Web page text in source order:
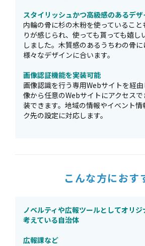
スタイリッシュかつ高級感のあるデザ
内輪の骨に杉の木粉を使っているこ
りが感じられ、使っても貰っても嬉し
しました。木質感のあるうちわの骨
様々なデザインに合います。
画像認証機能を実装可能
画像認識を行う専用Webサイトを経
像から任意のWebサイトにアクセス
装できます。地域の情報やイベント
ク先の設定に対応します。
こんな方におす
ノベルティや広報ツールとしてオリ
考えている自治体
広報課など